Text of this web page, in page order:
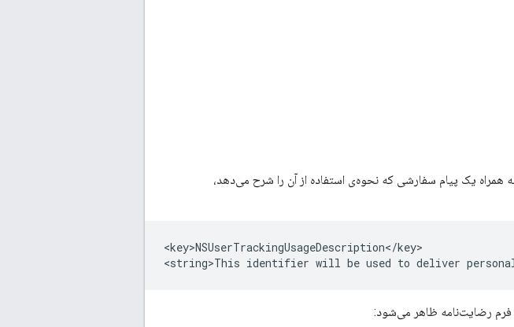
همراه یک پیام سفارشی که نحوه‌ی استفاده از آن را شرح می‌دهد،
<key>NSUserTrackingUsageDescription</key>